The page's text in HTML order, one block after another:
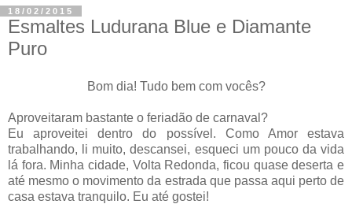
18/02/2015
Esmaltes Ludurana Blue e Diamante
Puro
Bom dia! Tudo bem com vocês?
Aproveitaram bastante o feriadão de carnaval?
Eu aproveitei dentro do possível. Como Amor estava
trabalhando, li muito, descansei, esqueci um pouco da vida
lá fora. Minha cidade, Volta Redonda, ficou quase deserta e
até mesmo o movimento da estrada que passa aqui perto de
casa estava tranquilo. Eu até gostei!